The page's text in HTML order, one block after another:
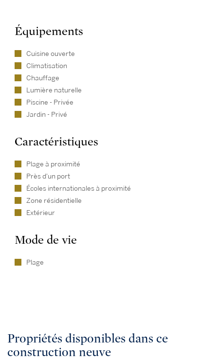
Équipements
Cuisine ouverte
Climatisation
Chauffage
Lumière naturelle
Piscine - Privée
Jardin - Privé
Caractéristiques
Plage à proximité
Près d'un port
Écoles internationales à proximité
Zone résidentielle
Extérieur
Mode de vie
Plage
Propriétés disponibles dans ce
construction neuve